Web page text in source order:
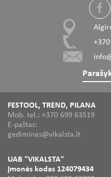
FESTOOL, TREND, PILANA
Mob. tel.: +370 699 63519
E-paštas:
gediminas@vikalsta.lt
UAB "VIKALSTA"
Įmonės kodas 124079434